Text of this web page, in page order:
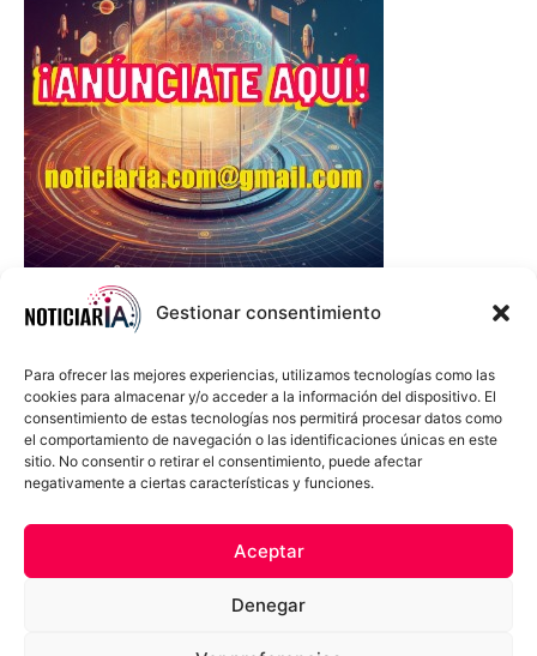
Gestionar consentimiento
Para ofrecer las mejores experiencias, utilizamos tecnologías como las
cookies para almacenar y/o acceder a la información del dispositivo. El
consentimiento de estas tecnologías nos permitirá procesar datos como
el comportamiento de navegación o las identificaciones únicas en este
sitio. No consentir o retirar el consentimiento, puede afectar
negativamente a ciertas características y funciones.
Aceptar
Denegar
Política de cookies
Términos y Condiciones
Aviso Sobre el Uso de IA
Compromiso Ético con la IA
Propiedad Intelectual